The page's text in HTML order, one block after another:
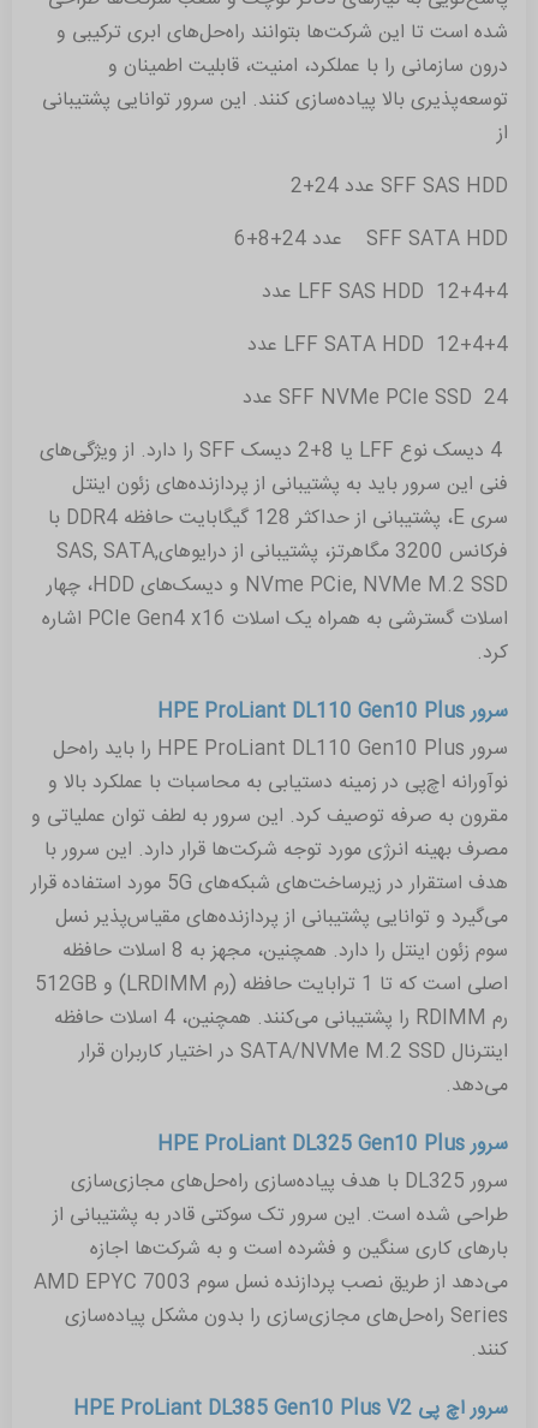
شده است تا این شرکت‌ها بتوانند راه‌حل‌های ابری ترکیبی و
درون سازمانی را با عملکرد، امنیت، قابلیت اطمینان و
توسعه‌پذیری بالا پیاده‌سازی کنند. این سرور توانایی پشتیبانی
از
SFF SAS HDD عدد 24+2
SFF SATA HDD عدد 24+8+6
LFF SAS HDD 12+4+4 عدد
LFF SATA HDD 12+4+4 عدد
SFF NVMe PCIe SSD 24 عدد
4 دیسک نوع LFF یا 8+2 دیسک SFF را دارد. از ویژگی‌های
فنی این سرور باید به پشتیبانی از پردازنده‌های زئون اینتل
سری E، پشتیبانی از حداکثر 128 گیگابایت حافظه‌ DDR4 با
فرکانس 3200 مگاهرتز، پشتیبانی از درایو‌هایSAS, SATA,
NVme PCie, NVMe M.2 SSD و دیسک‌های HDD، چهار
اسلات گسترشی به همراه یک اسلات PCIe Gen4 x16 اشاره
کرد.
سرور HPE ProLiant DL110 Gen10 Plus
سرور HPE ProLiant DL110 Gen10 Plus را باید راه‌حل
نوآورانه اچ‌پی در زمینه دستیابی به محاسبات با عملکرد بالا و
مقرون به صرفه توصیف کرد. این سرور به لطف توان عملیاتی و
مصرف بهینه انرژی مورد توجه شرکت‌ها قرار دارد. این سرور با
هدف استقرار در زیرساخت‌های شبکه‌های 5G مورد استفاده قرار
می‌گیرد و توانایی پشتیبانی از پردازنده‌های مقیاس‌پذیر نسل
سوم زئون اینتل را دارد. همچنین، مجهز به 8 اسلات حافظه
اصلی است که تا 1 ترابایت حافظه (رم LRDIMM) و 512GB
رم RDIMM را پشتیبانی می‌کنند. همچنین، 4 اسلات حافظه‌
اینترنال SATA/NVMe M.2 SSD در اختیار کاربران قرار
می‌دهد.
سرور HPE ProLiant DL325 Gen10 Plus
سرور DL325 با هدف پیاده‌سازی راه‌حل‌های مجازی‌سازی
طراحی شده است. این سرور تک سوکتی قادر به پشتیبانی از
بارهای کاری سنگین و فشرده است و به شرکت‌ها اجازه
می‌دهد از طریق نصب پردازنده نسل سوم AMD EPYC 7003
Series راه‌حل‌های مجازی‌سازی را بدون مشکل پیاده‌سازی
کنند.
سرور اچ پی HPE ProLiant DL385 Gen10 Plus V2